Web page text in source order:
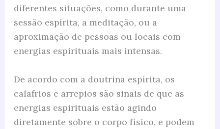
diferentes situações, como durante uma
sessão espírita, a meditação, ou a
aproximação de pessoas ou locais com
energias espirituais mais intensas.
De acordo com a doutrina espírita, os
calafrios e arrepios são sinais de que as
energias espirituais estão agindo
diretamente sobre o corpo físico, e podem